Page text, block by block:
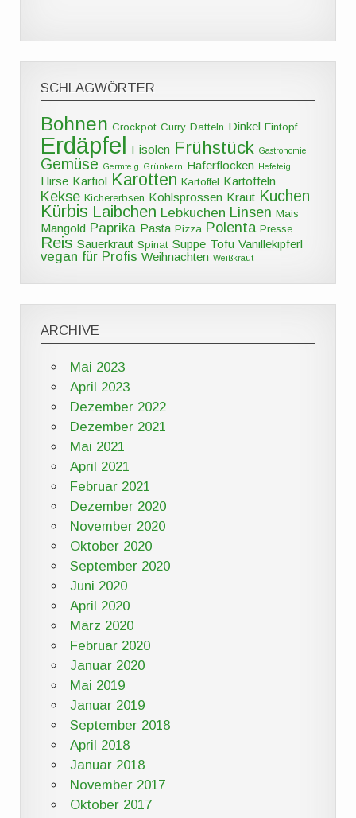
SCHLAGWÖRTER
Bohnen Crockpot Curry Datteln Dinkel Eintopf
Erdäpfel Fisolen Frühstück Gastronomie
Gemüse Germteig Grünkern Haferflocken Hefeteig
Hirse Karfiol Karotten Kartoffel Kartoffeln
Kekse Kichererbsen Kohlsprossen Kraut Kuchen
Kürbis Laibchen Lebkuchen Linsen Mais
Mangold Paprika Pasta Pizza Polenta Presse
Reis Sauerkraut Spinat Suppe Tofu Vanillekipferl
vegan für Profis Weihnachten Weißkraut
ARCHIVE
Mai 2023
April 2023
Dezember 2022
Dezember 2021
Mai 2021
April 2021
Februar 2021
Dezember 2020
November 2020
Oktober 2020
September 2020
Juni 2020
April 2020
März 2020
Februar 2020
Januar 2020
Mai 2019
Januar 2019
September 2018
April 2018
Januar 2018
November 2017
Oktober 2017